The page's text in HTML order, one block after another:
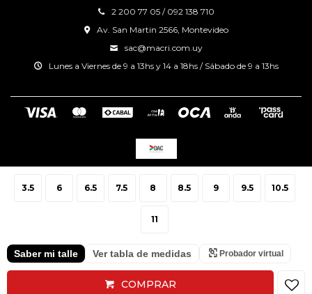
3.5 6 6.5 7.5 8 8.5 9 9.5 10.5
11
Saber mi talle Ver tabla de medidas Probador virtual
COMPRAR
2 200 77 05 / 092 138 710
Av. San Martin 2566, Montevideo
sac@macri.com.uy
Lunes a Viernes de 9 a 13hs y 14 a 18hs / Sábado de 9 a 13hs
© Copyright 2026 / Macri Sport Center
Fenicio